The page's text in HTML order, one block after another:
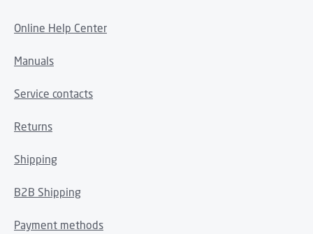
Online Help Center
Manuals
Service contacts
Returns
Shipping
B2B Shipping
Payment methods